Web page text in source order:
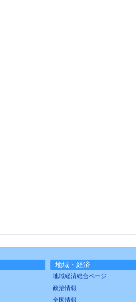
地域・経済
地域経済総合ページ
政治情報
全国情報